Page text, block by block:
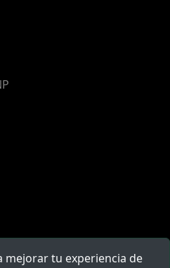
mejorar tu experiencia de